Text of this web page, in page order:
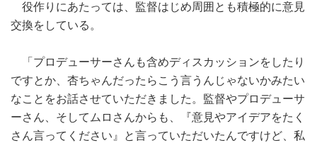
役作りにあたっては、監督はじめ周囲とも積極的に意見
交換をしている。
「プロデューサーさんも含めディスカッションをしたり
ですとか、杏ちゃんだったらこう言うんじゃないかみたい
なことをお話させていただきました。監督やプロデューサ
ーさん、そしてムロさんからも、『意見やアイデアをたく
さん言ってください』と言っていただいたんですけど、私